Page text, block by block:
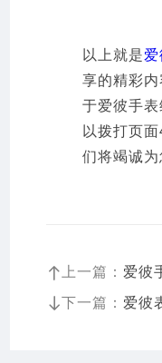
以上就是
享的精彩
于爱彼手
以拨打页
们将竭诚为
上一篇： 爱彼手表
下一篇： 爱彼